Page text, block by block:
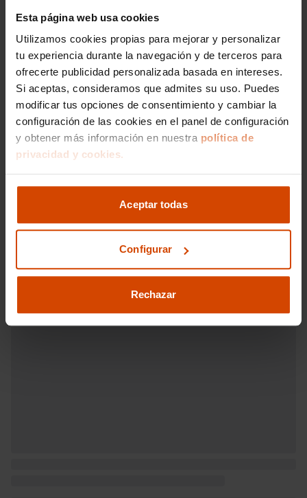
Esta página web usa cookies
Utilizamos cookies propias para mejorar y personalizar
tu experiencia durante la navegación y de terceros para
ofrecerte publicidad personalizada basada en intereses.
Si aceptas, consideramos que admites su uso. Puedes
modificar tus opciones de consentimiento y cambiar la
configuración de las cookies en el panel de configuración
y obtener más información en nuestra política de
privacidad y cookies.
Aceptar todas
Configurar
Rechazar
Me interesa
Vehículos recomendados